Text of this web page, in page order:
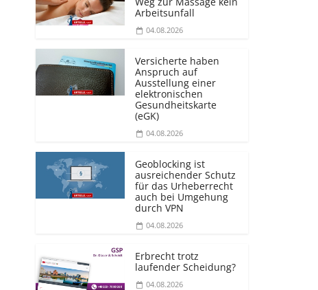
Arbeitsunfall
04.08.2026
Versicherte haben
Anspruch auf
Ausstellung einer
elektronischen
Gesundheitskarte
(eGK)
04.08.2026
Geoblocking ist
ausreichender Schutz
für das Urheberrecht
auch bei Umgehung
durch VPN
04.08.2026
Erbrecht trotz
laufender Scheidung?
04.08.2026